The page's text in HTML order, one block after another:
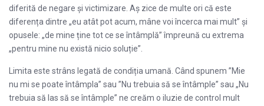
diferită de negare și victimizare. Aș zice de multe ori că este
diferența dintre „eu atât pot acum, mâne voi încerca mai mult” și
opusele: „de mine ține tot ce se întâmplă” împreună cu extrema
„pentru mine nu există nicio soluție”.
Limita este strâns legată de condiția umană. Când spunem ”Mie
nu mi se poate întâmpla” sau ”Nu trebuia să se întâmple” sau „Nu
trebuia să las să se întâmple” ne creăm o iluzie de control mult